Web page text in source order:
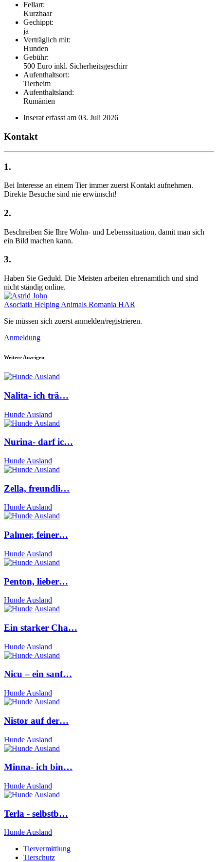
Fellart:
Kurzhaar
Gechippt:
ja
Verträglich mit:
Hunden
Gebühr:
500 Euro inkl. Sicherheitsgeschirr
Aufenthaltsort:
Tierheim
Aufenthaltsland:
Rumänien
Inserat erfasst am 03. Juli 2026
Kontakt
1.
Bei Interesse an einem Tier immer zuerst Kontakt aufnehmen.
Direkte Besuche sind nie erwünscht!
2.
Beschreiben Sie Ihre Wohn- und Lebenssituation, damit man sich
ein Bild machen kann.
3.
Haben Sie Geduld. Die Meisten arbeiten ehrenamtlich und sind
nicht ständig online.
Asociatia Helping Animals Romania HAR
Sie müssen sich zuerst anmelden/registrieren.
Anmeldung
Weitere Anzeigen
Nalita- ich trä…
Hunde Ausland
Nurina- darf ic…
Hunde Ausland
Zella, freundli…
Hunde Ausland
Palmer, feiner…
Hunde Ausland
Penton, lieber…
Hunde Ausland
Ein starker Cha…
Hunde Ausland
Nicu – ein sanf…
Hunde Ausland
Nistor auf der…
Hunde Ausland
Minna- ich bin…
Hunde Ausland
Terla - selbstb…
Hunde Ausland
Tiervermittlung
Tierschutz